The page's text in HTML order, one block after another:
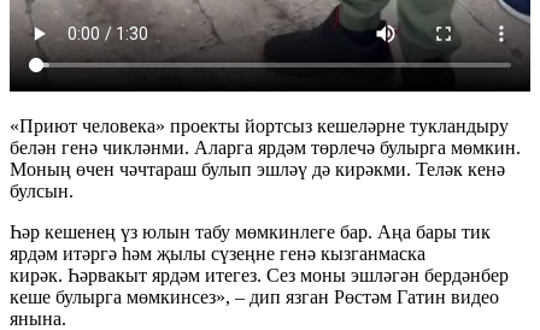
«Приют человека» проекты йортсыз кешеләрне тукландыру
белән генә чикләнми. Аларга ярдәм төрлечә булырга мөмкин.
Моның өчен чәчтараш булып эшләү дә кирәкми. Теләк кенә
булсын.
Һәр кешенең үз юлын табу мөмкинлеге бар. Аңа бары тик
ярдәм итәргә һәм җылы сүзеңне генә кызганмаска
кирәк. Һәрвакыт ярдәм итегез. Сез моны эшләгән бердәнбер
кеше булырга мөмкинсез», – дип язган Рөстәм Гатин видео
янына.